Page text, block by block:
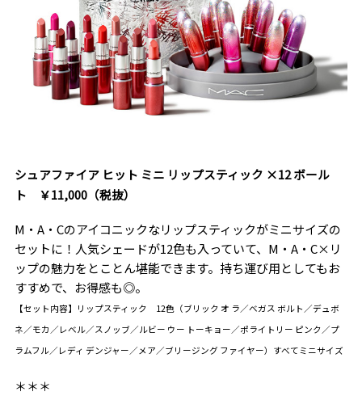
シュアファイア ヒット ミニ リップスティック ×12 ボール
ト ￥11,000（税抜）
M・A・Cのアイコニックなリップスティックがミニサイズの
セットに！人気シェードが12色も入っていて、M・A・C×リ
ップの魅力をとことん堪能できます。持ち運び用としてもお
すすめで、お得感も◎。
【セット内容】リップスティック 12色（ブリック オ ラ／ベガス ボルト／デュボ
ネ／モカ／レベル／スノッブ／ルビー ウー トーキョー／ポライトリー ピンク／プ
ラムフル／レディ デンジャー／メア／ブリージング ファイヤー）すべてミニサイズ
＊＊＊